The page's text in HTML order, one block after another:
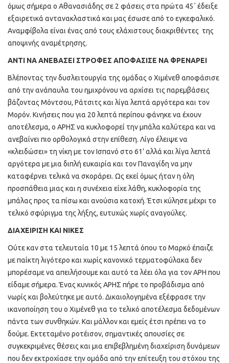
όμως σήμερα ο Αθανασιάδης σε 2 φάσεις στα πρώτα 45΄ έδειξε
εξαιρετικά αντανακλαστικά και μας έσωσε από το εγκεφαλικό.
Αναμφίβολα είναι ένας από τους ελάχιστους διακριθέντες της
αποψινής αναμέτρησης.
ΑΝΤΙ ΝΑ ΑΝΕΒΑΣΕΙ ΣΤΡΟΦΕΣ ΑΠΟΦΑΣΙΣΕ ΝΑ ΦΡΕΝΑΡΕΙ
Βλέποντας την δυσλειτουργία της ομάδας ο Χιμένεθ αποφάσισε
από την ανάπαυλα του ημιχρόνου να αρχίσει τις παρεμβάσεις
βάζοντας Μόντσου, Ράτσιτς και λίγα λεπτά αργότερα και τον
Μορόν. Κινήσεις που για 20 λεπτά περίπου φάνηκε να έχουν
αποτέλεσμα, ο ΑΡΗΣ να κυκλοφορεί την μπάλα καλύτερα και να
ανεβαίνει πιο ορθολογικά στην επίθεση. Λίγο έλειψε να
«κλειδώσει» τη νίκη με τον Ισπανό στο 61’ αλλά και λίγα λεπτά
αργότερα με μια διπλή ευκαιρία και τον Παναγίδη να μην
καταφέρνει τελικά να σκοράρει. Ως εκεί όμως ήταν η όλη
προσπάθεια μιας και η συνέχεια είχε λάθη, κυκλοφορία της
μπάλας προς τα πίσω και ανούσια κατοχή. Έτσι κύλησε μέχρι το
τελικό σφύριγμα της λήξης, ευτυχώς χωρίς αναγούλες.
ΔΙΑΧΕΙΡΙΣΗ ΚΑΙ ΝΙΚΕΣ
Ούτε καν στα τελευταία 10 με 15 λεπτά όπου το Μαρκό έπαιζε
με παίκτη λιγότερο και χωρίς κανονικό τερματοφύλακα δεν
μπορέσαμε να απειλήσουμε και αυτό τα λέει όλα για τον ΑΡΗ που
είδαμε σήμερα. Ένας κυνικός ΑΡΗΣ πήρε το προβάδισμα από
νωρίς και βολεύτηκε με αυτό. Δικαιολογημένα εξέφρασε την
ικανοποίηση του ο Χιμένεθ για το τελικό αποτέλεσμα δεδομένων
πάντα των συνθηκών. Και μάλλον και εμείς έτσι πρέπει να το
δούμε. Εκτεταμένο ροτέισον, σημαντικές απουσίες σε
συγκεκριμένες θέσεις και μια επιβεβλημένη διαχείριση δυνάμεων
που δεν εκτροχίασε την ομάδα από την επίτευξη του στόχου της